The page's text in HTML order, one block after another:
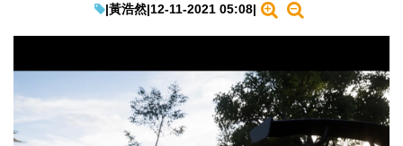
|黃浩然|12-11-2021 05:08|